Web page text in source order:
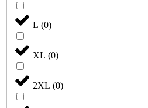
L (0)
XL (0)
2XL (0)